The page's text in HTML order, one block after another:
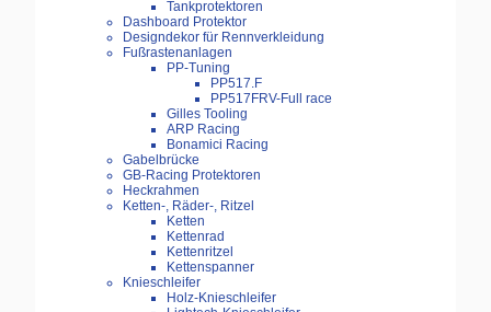
Tankprotektoren
Dashboard Protektor
Designdekor für Rennverkleidung
Fußrastenanlagen
PP-Tuning
PP517.F
PP517FRV-Full race
Gilles Tooling
ARP Racing
Bonamici Racing
Gabelbrücke
GB-Racing Protektoren
Heckrahmen
Ketten-, Räder-, Ritzel
Ketten
Kettenrad
Kettenritzel
Kettenspanner
Knieschleifer
Holz-Knieschleifer